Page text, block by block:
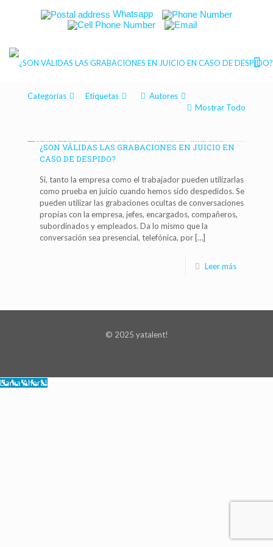
Whatsapp
Categorías Etiquetas
Autores
Mostrar Todo
¿SON VÁLIDAS LAS GRABACIONES EN JUICIO EN
CASO DE DESPIDO?
Si, tanto la empresa como el trabajador pueden utilizarlas
como prueba en juicio cuando hemos sido despedidos. Se
pueden utilizar las grabaciones ocultas de conversaciones
propias con la empresa, jefes, encargados, compañeros,
subordinados y empleados. Da lo mismo que la
conversación sea presencial, telefónica, por[…]
Leer más
© 2025 yatalent!
Llama Ahora!